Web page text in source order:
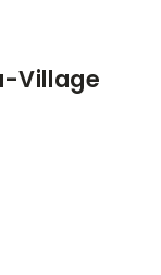
Village